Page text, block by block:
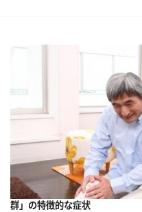
群」の特徴的な症状